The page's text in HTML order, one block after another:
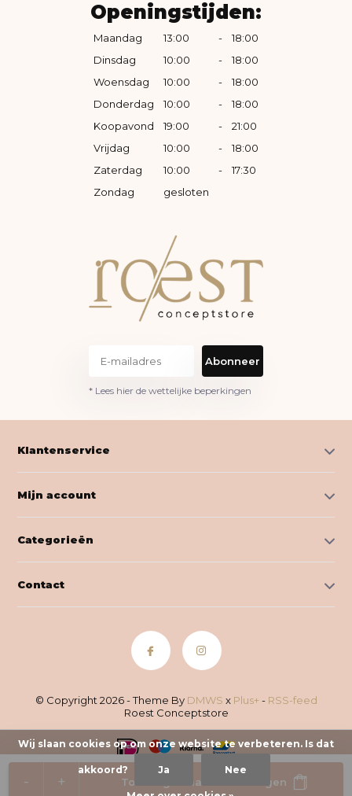
+
- Toevoegen aan winkelwagen
Openingstijden:
Maandag 13:00 -
18:00
Dinsdag
10:00 -
18:00
Woensdag
10:00 -
18:00
Donderdag
10:00 -
18:00
Koopavond
19:00 -
21:00
Vrijdag
10:00 -
18:00
Zaterdag
10:00 -
17:30
Zondag
gesloten
Abonneer
* Lees hier de wettelijke beperkingen
Klantenservice
Mijn account
Categorieën
Contact
© Copyright 2026 - Theme By DMWS x Plus+ - RSS-feed
Roest Conceptstore
Wij slaan cookies op om onze website te verbeteren. Is dat
akkoord? Ja Nee